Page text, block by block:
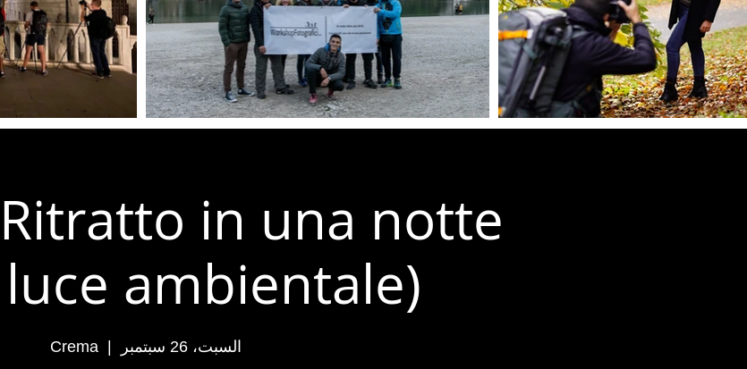
in una notte
luce ambientale)
السبت، 26 سبتمبر Crema